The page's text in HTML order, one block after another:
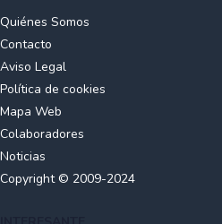
Quiénes Somos
Contacto
Aviso Legal
Política de cookies
Mapa Web
Colaboradores
Noticias
Copyright © 2009-2024